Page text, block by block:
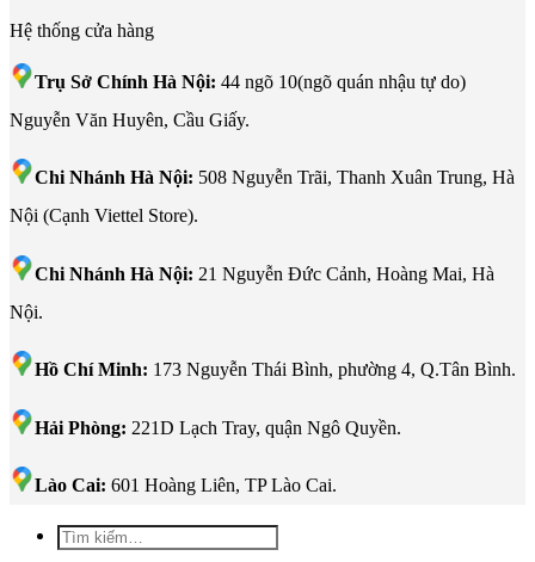
Hệ thống cửa hàng
Trụ Sở Chính Hà Nội: 44 ngõ 10(ngõ quán nhậu tự do)
Nguyễn Văn Huyên, Cầu Giấy.
Chi Nhánh Hà Nội: 508 Nguyễn Trãi, Thanh Xuân Trung, Hà
Nội (Cạnh Viettel Store).
Chi Nhánh Hà Nội: 21 Nguyễn Đức Cảnh, Hoàng Mai, Hà
Nội.
Hồ Chí Minh: 173 Nguyễn Thái Bình, phường 4, Q.Tân Bình.
Hải Phòng: 221D Lạch Tray, quận Ngô Quyền.
Lào Cai: 601 Hoàng Liên, TP Lào Cai.
Tìm